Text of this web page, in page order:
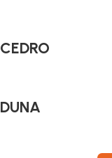
CEDRO
DUNA